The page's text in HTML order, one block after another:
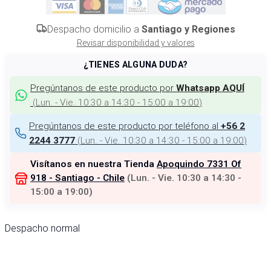
Despacho domicilio a Santiago y Regiones
Revisar disponibilidad y valores
¿TIENES ALGUNA DUDA?
Pregúntanos de este producto por Whatsapp AQUÍ
(Lun. - Vie. 10:30 a 14:30 - 15:00 a 19:00)
Pregúntanos de este producto por teléfono al +56 2
2244 3777 (Lun. - Vie. 10:30 a 14:30 - 15:00 a 19:00)
Visítanos en nuestra Tienda Apoquindo 7331 Of
918 - Santiago - Chile (Lun. - Vie. 10:30 a 14:30 -
15:00 a 19:00)
Despacho normal